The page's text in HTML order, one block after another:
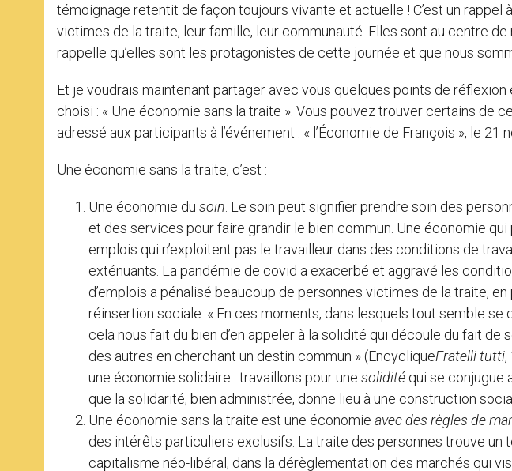
témoignage retentit de façon toujours vivante et actuelle ! C’est un rappel
victimes de la traite, leur famille, leur communauté. Elles sont au centre de
rappelle qu’elles sont les protagonistes de cette journée et que nous
Et je voudrais maintenant partager avec vous quelques points de réflexion
choisi : « Une économie sans la traite ». Vous pouvez trouver certains de
adressé aux participants à l’événement : « l’Économie de François », le 21
Une économie sans la traite, c’est :
Une économie du soin . Le soin peut signifier prendre soin des
et des services pour faire grandir le bien commun. Une économie
emplois qui n’exploitent pas le travailleur dans des conditions de
exténuants. La pandémie de covid a exacerbé et aggravé les
d’emplois a pénalisé beaucoup de personnes victimes de la traite,
réinsertion sociale. « En ces moments, dans lesquels tout semble
cela nous fait du bien d’en appeler à la solidité qui découle du fait
des autres en cherchant un destin commun » (EncycliqueFratelli tutti,
une économie solidaire : travaillons pour une solidité qui se conjugue
que la solidarité, bien administrée, donne lieu à une construction
Une économie sans la traite est une économie avec des règles de
des intérêts particuliers exclusifs. La traite des personnes trouve un
capitalisme néo-libéral, dans la dérèglementation des marchés qui